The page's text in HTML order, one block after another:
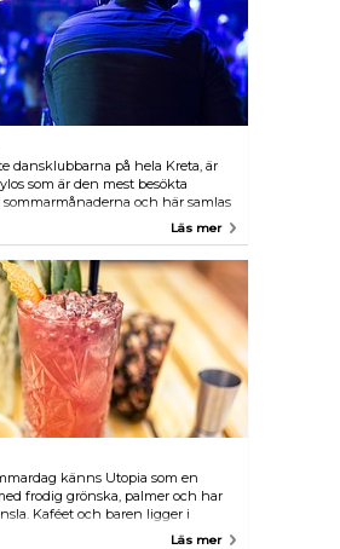
dansklubbarna på hela Kreta, är
som är den mest besökta
och här samlas
gång när du är i stan.
Läs mer
känns Utopia som en
frodig grönska, palmer och har
Kaféet och baren ligger i
utanför Chania, och är öppet endast
Läs mer